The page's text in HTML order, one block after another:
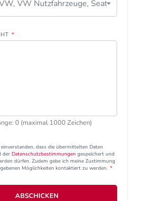
VW Nutzfahrzeuge, Seat
*
0 (maximal 1000 Zeichen)
dass die übermittelten Daten
der Datenschutzbestimmungen gespeichert und
dürfen. Zudem gebe ich meine Zustimmung
Möglichkeiten kontaktiert zu werden. *
ABSCHICKEN